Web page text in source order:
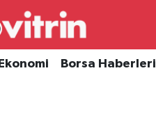
Ekonomi Borsa Haberleri